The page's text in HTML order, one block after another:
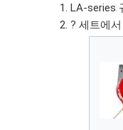
LA-series
? 세트에서